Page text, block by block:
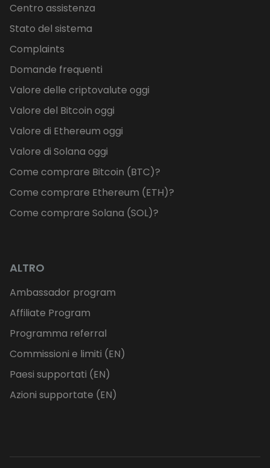
Centro assistenza
Stato del sistema
Complaints
Domande frequenti
Valore delle criptovalute oggi
Valore del Bitcoin oggi
Valore di Ethereum oggi
Valore di Solana oggi
Come comprare Bitcoin (BTC)?
Come comprare Ethereum (ETH)?
Come comprare Solana (SOL)?
ALTRO
Ambassador program
Affiliate Program
Programma referral
Commissioni e limiti (EN)
Paesi supportati (EN)
Azioni supportate (EN)